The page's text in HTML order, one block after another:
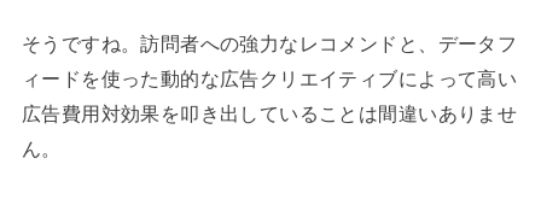
そうですね。訪問者への強力なレコメンドと、データフ
ィードを使った動的な広告クリエイティブによって高い
広告費用対効果を叩き出していることは間違いありませ
ん。